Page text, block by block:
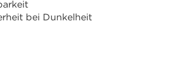
bei Dunkelheit